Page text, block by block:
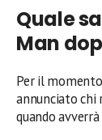
Quale
Man
Per il momento
annunciato chi
quando